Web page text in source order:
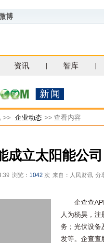
博
资讯 智库
新闻
>> 企业动态 >> 查看内容
成立太阳能公司
浏览： 1042 次 来自：人民财讯 分
企查查
人为杨昊，
务；光伏设备
发等。企查查